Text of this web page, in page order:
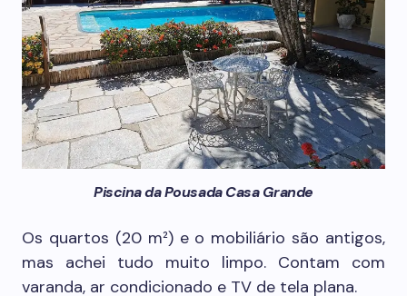
Piscina da Pousada Casa Grande
Os quartos (20 m²) e o mobiliário são antigos,
mas achei tudo muito limpo. Contam com
varanda, ar condicionado e TV de tela plana.